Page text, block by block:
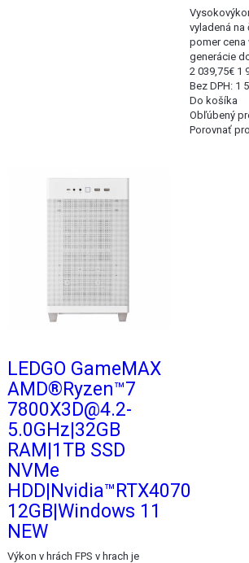
vyladená
pomer cena
generácie
2 039,75€ 1
Bez DPH: 1
Do košíka
Obľúbený
Porovnať
LEDGO GameMAX
AMD®Ryzen™7
7800X3D@4.2-
5.0GHz|32GB
RAM|1TB SSD
NVMe
HDD|Nvidia™RTX4070
12GB|Windows 11
NEW
Výkon v hrách FPS v hrach je